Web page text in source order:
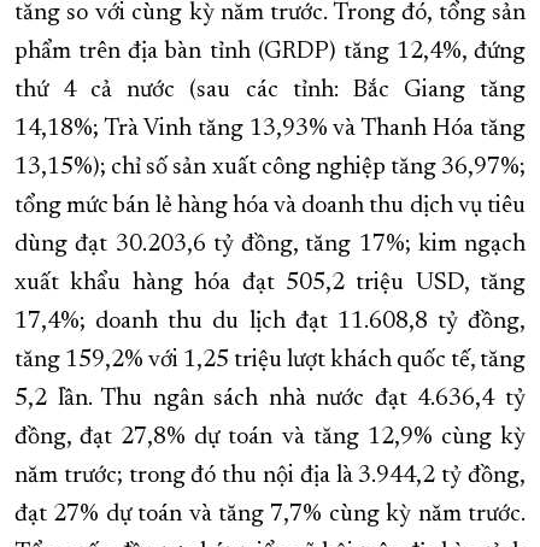
tăng so với cùng kỳ năm trước. Trong đó, tổng sản
phẩm trên địa bàn tỉnh (GRDP) tăng 12,4%, đứng
thứ 4 cả nước (sau các tỉnh: Bắc Giang tăng
14,18%; Trà Vinh tăng 13,93% và Thanh Hóa tăng
13,15%); chỉ số sản xuất công nghiệp tăng 36,97%;
tổng mức bán lẻ hàng hóa và doanh thu dịch vụ tiêu
dùng đạt 30.203,6 tỷ đồng, tăng 17%; kim ngạch
xuất khẩu hàng hóa đạt 505,2 triệu USD, tăng
17,4%; doanh thu du lịch đạt 11.608,8 tỷ đồng,
tăng 159,2% với 1,25 triệu lượt khách quốc tế, tăng
5,2 lần. Thu ngân sách nhà nước đạt 4.636,4 tỷ
đồng, đạt 27,8% dự toán và tăng 12,9% cùng kỳ
năm trước; trong đó thu nội địa là 3.944,2 tỷ đồng,
đạt 27% dự toán và tăng 7,7% cùng kỳ năm trước.